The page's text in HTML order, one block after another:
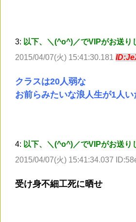
3: 以下、＼(^o^)／でVIPがお送り
2015/04/07(火) 15:41:30.181
クラスは20人弱な
お前らみたいな浪人生が1人い
4: 以下、＼(^o^)／でVIPがお送り
2015/04/07(火) 15:41:34.037
受け身不細工死に晒せ